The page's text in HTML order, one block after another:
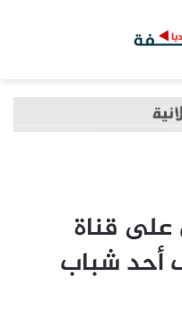
على قناة
أحد شباب